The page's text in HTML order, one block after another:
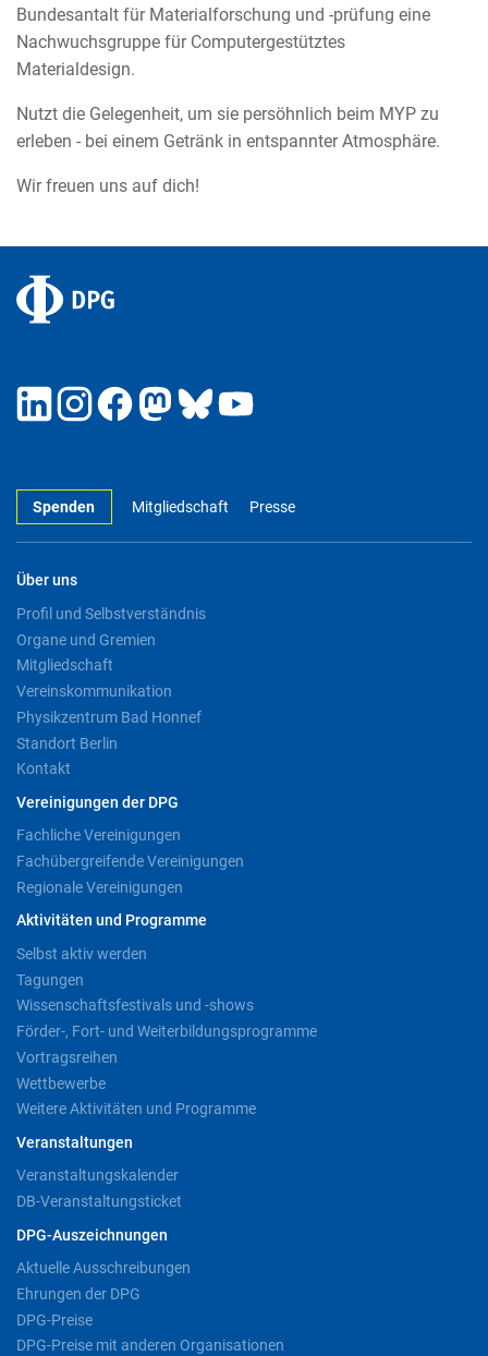
Bundesantalt für Materialforschung und -prüfung eine
Nachwuchsgruppe für Computergestütztes
Materialdesign.
Nutzt die Gelegenheit, um sie persöhnlich beim MYP zu
erleben - bei einem Getränk in entspannter Atmosphäre.
Wir freuen uns auf dich!
Spenden Mitgliedschaft Presse
Über uns
Profil und Selbstverständnis
Organe und Gremien
Mitgliedschaft
Vereinskommunikation
Physikzentrum Bad Honnef
Standort Berlin
Kontakt
Vereinigungen der DPG
Fachliche Vereinigungen
Fachübergreifende Vereinigungen
Regionale Vereinigungen
Aktivitäten und Programme
Selbst aktiv werden
Tagungen
Wissenschaftsfestivals und -shows
Förder-, Fort- und Weiterbildungsprogramme
Vortragsreihen
Wettbewerbe
Weitere Aktivitäten und Programme
Veranstaltungen
Veranstaltungskalender
DB-Veranstaltungsticket
DPG-Auszeichnungen
Aktuelle Ausschreibungen
Ehrungen der DPG
DPG-Preise
DPG-Preise mit anderen Organisationen